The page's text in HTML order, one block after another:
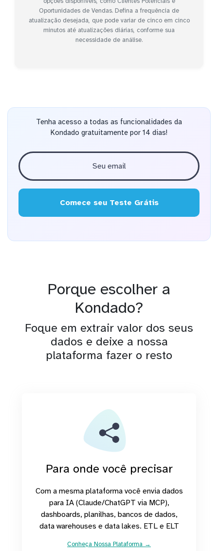
Oportunidades de Vendas. Defina a frequência de
atualização desejada, que pode variar de cinco em cinco
minutos até atualizações diárias, conforme sua
necessidade de análise.
Tenha acesso a todas as funcionalidades da
Kondado gratuitamente por 14 dias!
Comece seu Teste Grátis
Porque escolher a
Kondado?
Foque em extrair valor dos seus
dados e deixe a nossa
plataforma fazer o resto
Para onde você precisar
Com a mesma plataforma você envia dados
para IA (Claude/ChatGPT via MCP),
dashboards, planilhas, bancos de dados,
data warehouses e data lakes. ETL e ELT
Conheça Nossa Plataforma →